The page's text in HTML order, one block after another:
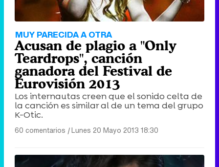
MUY PARECIDA A OTRA
Acusan de plagio a "Only
Teardrops", canción
ganadora del Festival de
Eurovisión 2013
Los internautas creen que el sonido celta de
la canción es similar al de un tema del grupo
K-Otic.
60 comentarios |Lunes 20 Mayo 2013 18:30